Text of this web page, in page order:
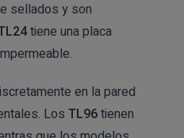
sellados y son
tiene una placa
en la pared
Los TL96tienen